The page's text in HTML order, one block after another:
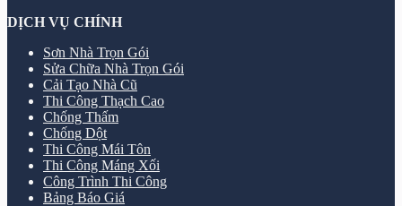
DỊCH VỤ CHÍNH
Sơn Nhà Trọn Gói
Sửa Chữa Nhà Trọn Gói
Cải Tạo Nhà Cũ
Thi Công Thạch Cao
Chống Thấm
Chống Dột
Thi Công Mái Tôn
Thi Công Máng Xối
Công Trình Thi Công
Bảng Báo Giá